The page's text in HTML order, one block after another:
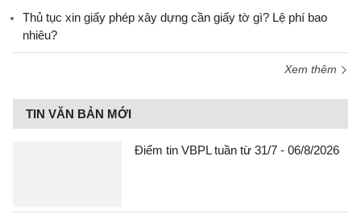
Thủ tục xin giấy phép xây dựng cần giấy tờ gì? Lệ phí bao
nhiêu?
Xem thêm
TIN VĂN BẢN MỚI
Điểm tin VBPL tuần từ 31/7 - 06/8/2026